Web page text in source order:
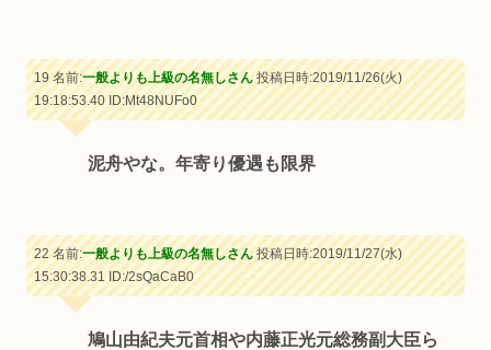
19 名前:一般よりも上級の名無しさん投稿日時:2019/11/26(火)
19:18:53.40ID:Mt48NUFo0
泥舟やな。年寄り優遇も限界
22 名前:一般よりも上級の名無しさん投稿日時:2019/11/27(水)
15:30:38.31ID:/2sQaCaB0
鳩山由紀夫元首相や内藤正光元総務副大臣ら